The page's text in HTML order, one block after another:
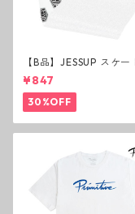
【B品】JESSUP スケー
ド グリップテープ ウル
リップ ホワイト デッキ
ジェスアップ ジェサップ
¥847
30%OFF